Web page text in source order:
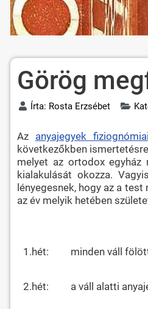
Görög
Írta: Rosta Erzsébet
Az anyajegyek
következőkben
melyet az ortodox egyház
kialakulását okozza.
lényegesnek, hogy az a
az év melyik hetében
1.hét: minden váll
2.hét: a váll alatti